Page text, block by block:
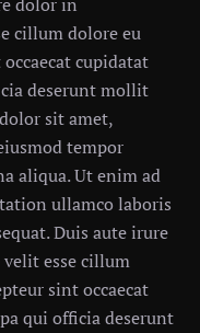
cillum dolore eu
cupidatat
deserunt mollit
sit amet,
tempor
aliqua. Ut enim ad
ullamco laboris
Duis aute irure
esse cillum
sint occaecat
qui officia deserunt